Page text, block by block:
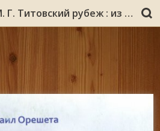
Орешета, М. Г. Титовский рубеж : из серии «Осиротевшие берега» : книга 4 / Михаил Орешета. – Мурманск : Север, 2010. – 215 с. : ил., карты, портр.